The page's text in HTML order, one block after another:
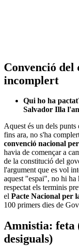
Convenció
incomplert
Qui ho ha
Salvador Illa
Aquest és un dels
fins ara, no s'ha
convenció nacional
havia de començar a
de la constitució del
l'argument que es vol
aquest "espai", no hi ha
respectat els terminis
el Pacte Nacional per
100 primers dies de
Amnistia: feta
desiguals)